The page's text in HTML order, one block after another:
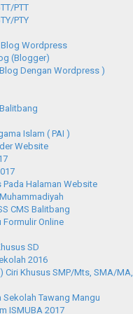
PTT
PTY
Wordpress
(Blogger)
Dengan Wordpress )
Islam ( PAI )
Website
Halaman Website
CMS Balitbang
Online
SD
2016
Ciri Khusus SMP/Mts, SMA/MA,
Sekolah Tawang Mangu
ISMUBA 2017